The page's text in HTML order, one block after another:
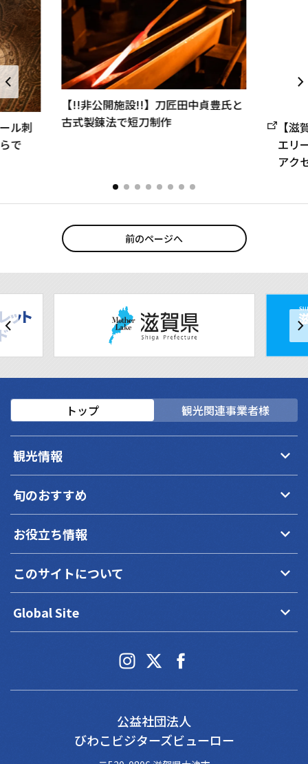
ル刺
で
【!!非公開施設!!】刀匠田中貞豊氏と
古式製錬法で短刀制作
【
エリ
アク
前のページへ
トップ 観光関連事業者様
観光情報 keyboard_arrow_down
旬のおすすめ keyboard_arrow_down
お役立ち情報 keyboard_arrow_down
このサイトについて keyboard_arrow_down
Global Site keyboard_arrow_down
公益社団法人
びわこビジターズビューロー